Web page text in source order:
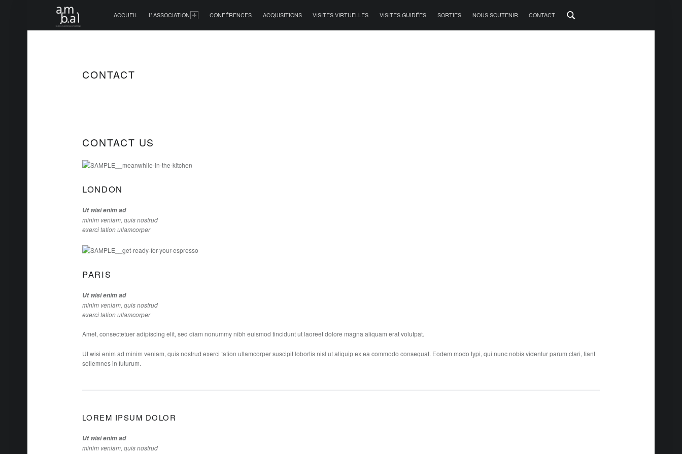
ACCUEIL L’ ASSOCIATION CONFÉRENCES ACQUISITIONS VISITES VIRTUELLES VISITES GUIDÉES SORTIES NOUS SOUTENIR CONTACT
CONTACT
CONTACT US
LONDON
Ut wisi enim ad
minim veniam, quis nostrud
exerci tation ullamcorper
PARIS
Ut wisi enim ad
minim veniam, quis nostrud
exerci tation ullamcorper
Amet, consectetuer adipiscing elit, sed diam nonummy nibh euismod tincidunt ut laoreet dolore magna aliquam erat volutpat.
Ut wisi enim ad minim veniam, quis nostrud exerci tation ullamcorper suscipit lobortis nisl ut aliquip ex ea commodo consequat. Eodem modo typi, qui nunc nobis videntur parum clari, fiant
sollemnes in futurum.
LOREM IPSUM DOLOR
Ut wisi enim ad
minim veniam, quis nostrud